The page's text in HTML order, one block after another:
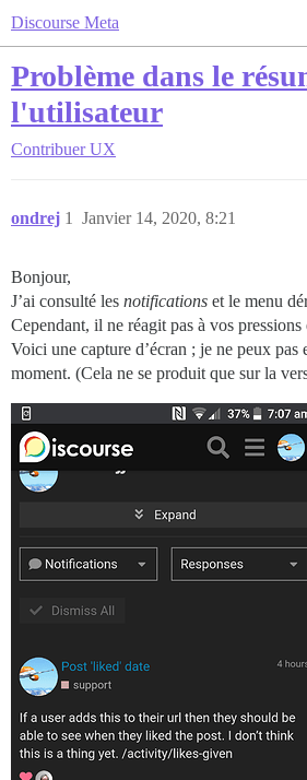
Discourse Meta
Problème dans le
l'utilisateur
Contribuer UX
ondrej Janvier 14, 2020, 8:21
1
Bonjour,
J’ai consulté les notifications et le menu
Cependant, il ne réagit pas à vos
Voici une capture d’écran ; je ne peux pas
moment. (Cela ne se produit que sur la